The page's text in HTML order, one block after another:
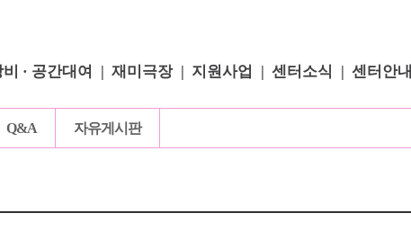
비 · 공간대여 재미극장 지원사업 센터소식 센터안내
Q&A 자유게시판